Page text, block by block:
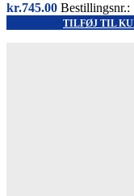
kr.745.00 Bestillingsnr.:
TILFØJ TIL